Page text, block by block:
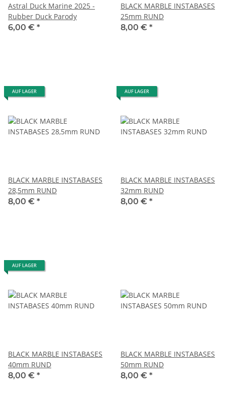
Astral Duck Marine 2025 -
Rubber Duck Parody
6,00 € *
BLACK MARBLE INSTABASES
25mm RUND
8,00 € *
AUF LAGER
BLACK MARBLE INSTABASES
28,5mm RUND
8,00 € *
AUF LAGER
BLACK MARBLE INSTABASES
32mm RUND
8,00 € *
AUF LAGER
BLACK MARBLE INSTABASES
40mm RUND
8,00 € *
BLACK MARBLE INSTABASES
50mm RUND
8,00 € *